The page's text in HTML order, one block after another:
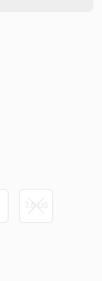
7.5 US